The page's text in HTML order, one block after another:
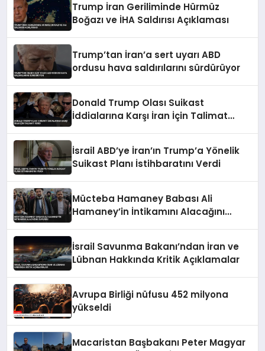
Trump İran Geriliminde Hürmüz
Boğazı ve İHA Saldırısı Açıklaması
Trump’tan İran’a sert uyarı ABD
ordusu hava saldırılarını sürdürüyor
Donald Trump Olası Suikast
İddialarına Karşı İran İçin Talimat
İsrail ABD’ye İran’ın Trump’a Yönelik
Suikast Planı İstihbaratını Verdi
Mücteba Hamaney Babası Ali
Hamaney’in İntikamını Alacağını
İsrail Savunma Bakanı’ndan İran ve
Lübnan Hakkında Kritik Açıklamalar
Avrupa Birliği nüfusu 452 milyona
yükseldi
Macaristan Başbakanı Peter Magyar